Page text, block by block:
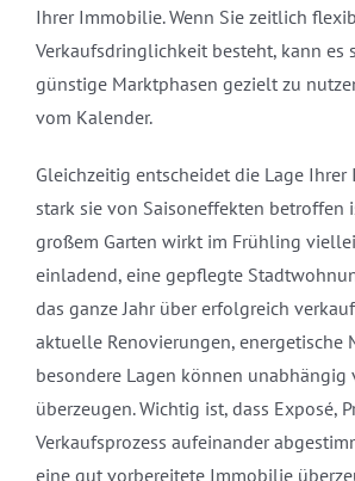
Ihrer Immobilie. Wenn Sie zeitlich
Verkaufsdringlichkeit besteht, kann es
günstige Marktphasen gezielt zu
vom Kalender.
Gleichzeitig entscheidet die Lage
stark sie von Saisoneffekten betroffen
großem Garten wirkt im Frühling
einladend, eine gepflegte
das ganze Jahr über erfolgreich
aktuelle Renovierungen, energetische
besondere Lagen können unabhängig
überzeugen. Wichtig ist, dass Exposé,
Verkaufsprozess aufeinander
eine gut vorbereitete Immobilie